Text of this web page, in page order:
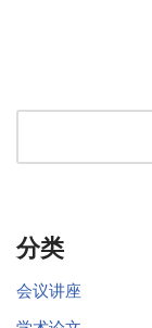
分类
会议讲座